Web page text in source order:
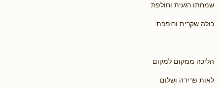
שמחתו רגעית וחולפת
כולה שקרית ורופפת.
הליכה ממקום למקום
לאות פרידה ושלום